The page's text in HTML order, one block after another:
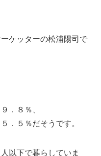
ケッターの松浦陽司で
．８％、
．５％だそうです。
以下で暮らしていま